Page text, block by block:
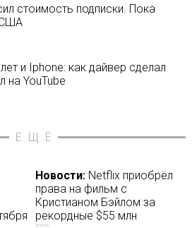
стоимость подписки. Пока
США
и Iphone: как дайвер сделал
на YouTube
ЕЩЁ
Новости: Netflix приобрёл
права на фильм с
Кристианом Бэйлом за
рекордные $55 млн
08/03/2021